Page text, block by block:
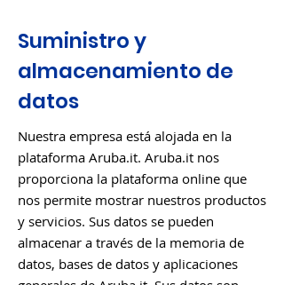
Suministro y
almacenamiento de
datos
Nuestra empresa está alojada en la
plataforma Aruba.it. Aruba.it nos
proporciona la plataforma online que
nos permite mostrar nuestros productos
y servicios. Sus datos se pueden
almacenar a través de la memoria de
datos, bases de datos y aplicaciones